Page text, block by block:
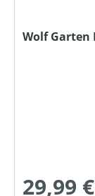
Wolf Garten
29,99